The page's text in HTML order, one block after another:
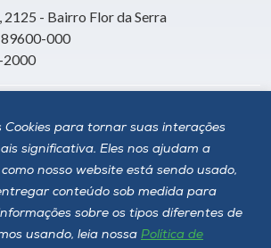
Cookies para tornar suas interações
significativa. Eles nos ajudam a
nosso website está sendo usado,
conteúdo sob medida para
sobre os tipos diferentes de
usando, leia nossa Política de
2125 - Bairro Flor da Serra
89600-000
2000